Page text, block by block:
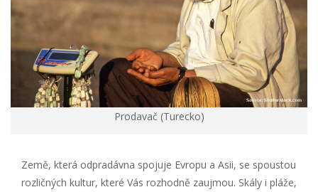
Prodavač (Turecko)
Země, která odpradávna spojuje Evropu a Asii, se spoustou
rozličných kultur, které Vás rozhodně zaujmou. Skály i pláže,